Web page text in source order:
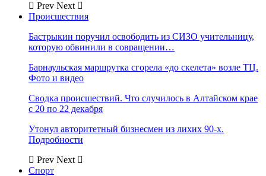
Prev Next
Происшествия
Бастрыкин поручил освободить из СИЗО учительницу,
которую обвинили в совращении…
Барнаульская маршрутка сгорела «до скелета» возле ТЦ.
Фото и видео
Сводка происшествий. Что случилось в Алтайском крае
с 20 по 22 декабря
Утонул авторитетный бизнесмен из лихих 90-х.
Подробности
Prev Next
Спорт